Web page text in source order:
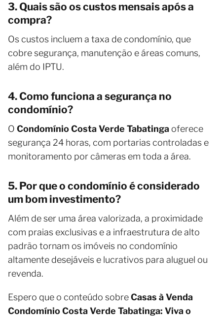
3. Quais são os custos mensais após a
compra?
Os custos incluem a taxa de condomínio, que
cobre segurança, manutenção e áreas comuns,
além do IPTU.
4. Como funciona a segurança no
condomínio?
O Condomínio Costa Verde Tabatinga oferece
segurança 24 horas, com portarias controladas e
monitoramento por câmeras em toda a área.
5. Por que o condomínio é considerado
um bom investimento?
Além de ser uma área valorizada, a proximidade
com praias exclusivas e a infraestrutura de alto
padrão tornam os imóveis no condomínio
altamente desejáveis e lucrativos para aluguel ou
revenda.
Espero que o conteúdo sobreCasas à Venda
Condomínio Costa Verde Tabatinga: Viva o